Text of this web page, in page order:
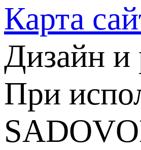
Карта
Дизайн и
При